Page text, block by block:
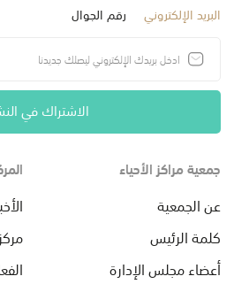
البريد الإلكتروني رقم الجوال
الاشتراك في
جمعية مراكز الأحياء
عن الجمعية
كلمة الرئيس
أعضاء مجلس الإدارة